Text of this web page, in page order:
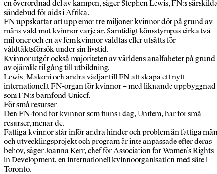
en överordnad del av kampen, säger Stephen Lewis, FN:s
sändebud för aids i Afrika.
FN uppskattar att upp emot tre miljoner kvinnor dör på grund av
mäns våld mot kvinnor varje år. Samtidigt könsstympas cirka två
miljoner och en av fem kvinnor våldtas eller utsätts för
våldtäktsförsök under sin livstid.
Kvinnor utgör också majoriteten av världens analfabeter på grund
av ojämlik tillgång till utbildning.
Lewis, Makoni och andra vädjar till FN att skapa ett nytt
internationellt FN-organ för kvinnor – med liknande uppbyggnad
som FN:s barnfond Unicef.
För små resurser
Den FN-fond för kvinnor som finns i dag, Unifem, har för små
resurser, menar de.
Fattiga kvinnor står inför andra hinder och problem än fattiga män
och utvecklingsprojekt och program är inte anpassade efter deras
behov, säger Joanna Kerr, chef för Association for Women’s Rights
in Development, en internationell kvinnoorganisation med säte i
Toronto.